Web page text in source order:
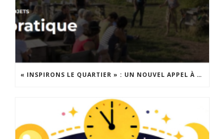
« INSPIRONS LE QUARTIER » : UN NOUVEL APPEL À PROJETS EST LANCÉ !